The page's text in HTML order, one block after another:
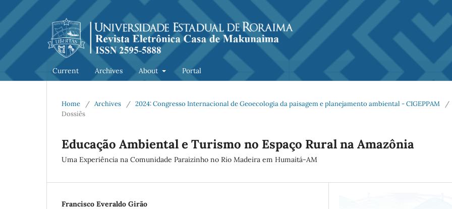
Current Archives About Portal
Home / Archives / 2024: Congresso Internacional de Geoecologia da paisagem e planejamento ambiental - CIGEPPAM
/
Dossiês
Educação Ambiental e Turismo no Espaço Rural na Amazônia
Uma Experiência na Comunidade Paraizinho no Rio Madeira em Humaitá-AM
Francisco Everaldo Girão